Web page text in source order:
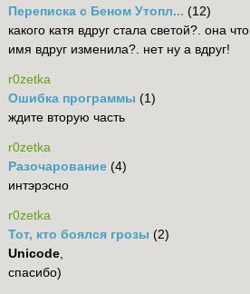
Переписка с Беном Утопл... (12)
какого катя вдруг стала светой?. она что
имя вдруг изменила?. нет ну а вдруг!
r0zetka
Ошибка программы (1)
ждите вторую часть
r0zetka
Разочарование (4)
интэрэсно
r0zetka
Тот, кто боялся грозы (2)
Unicode
спасибо)